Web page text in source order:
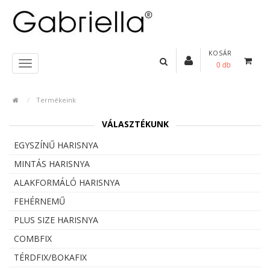
KOSÁR
0 db
Termékeink
VÁLASZTÉKUNK
EGYSZÍNŰ HARISNYA
MINTÁS HARISNYA
ALAKFORMÁLÓ HARISNYA
FEHÉRNEMŰ
PLUS SIZE HARISNYA
COMBFIX
TÉRDFIX/BOKAFIX